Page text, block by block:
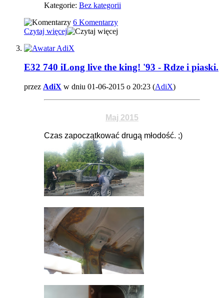
Kategorie: Bez kategorii
6 Komentarzy
Czytaj więcej
E32 740 iLong live the king! '93 - Rdze i piaski.
przez AdiX w dniu 01-06-2015 o 20:23 (AdiX)
Maj 2015
Czas zapoczątkować drugą młodość. ;)